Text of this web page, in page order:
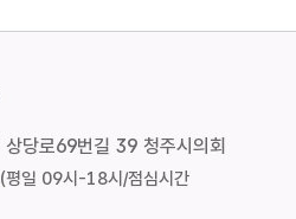
당로69번길 39 청주시의회
(평일 09시-18시/점심시간